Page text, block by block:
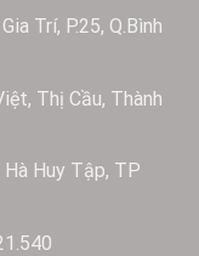
Trí, P.25, Q.Bình
Thị Cầu, Thành
Hà Huy Tập, TP